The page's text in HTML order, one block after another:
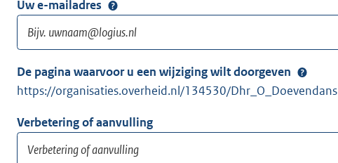
Uw e-mailadres
De pagina waarvoor u een wijziging wilt doorgeven
https://organisaties.overheid.nl/134530/Dhr_O_Doevendans
Verbetering of aanvulling